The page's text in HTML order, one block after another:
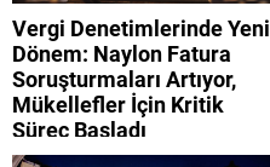
Vergi Denetimlerinde Yeni
Dönem: Naylon Fatura
Soruşturmaları Artıyor,
Mükellefler İçin Kritik
Süreç Başladı